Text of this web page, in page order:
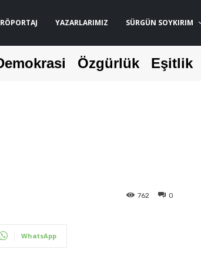
RÖPORTAJ YAZARLARIMIZ SÜRGÜN SOYKIRIM
Özgürlük Eşitlik
0
762
WhatsApp